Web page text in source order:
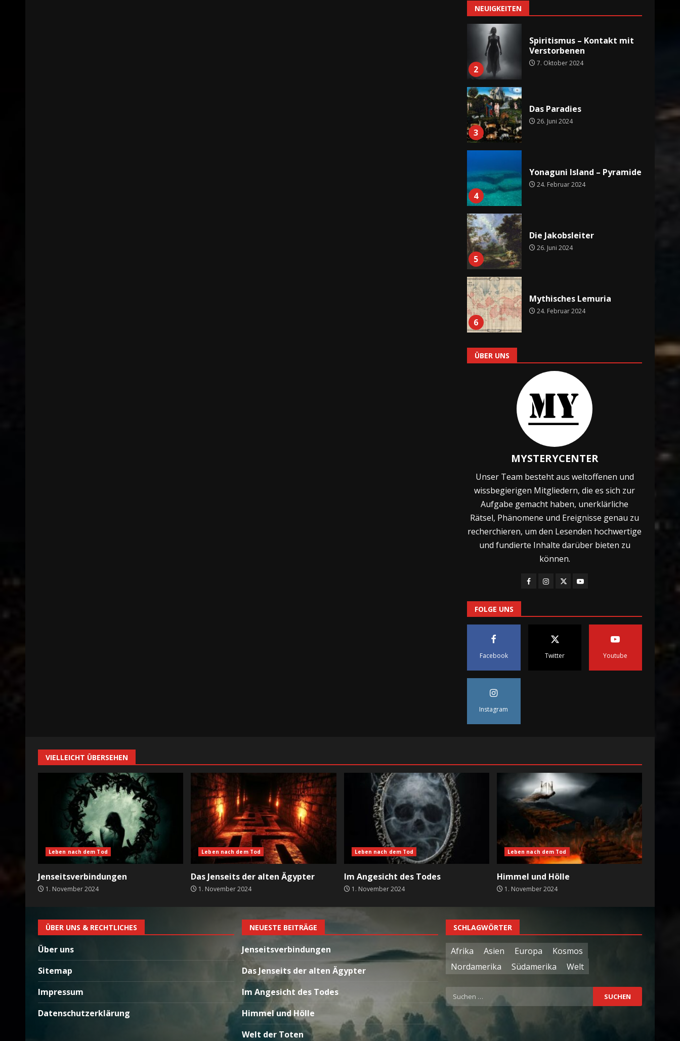
NEUIGKEITEN
1
2
Spiritismus – Kontakt mit
Verstorbenen
7. Oktober 2024
3
Das Paradies
26. Juni 2024
4
Yonaguni Island – Pyramide
24. Februar 2024
5
Die Jakobsleiter
26. Juni 2024
6
Mythisches Lemuria
24. Februar 2024
und Ostsee
24. Februar 2024
Missing 411
24. Februar 2024
2
Spiritismus – Kontakt mit
Verstorbenen
7. Oktober 2024
Das Paradies
26. Juni 2024
Yonaguni Island – Pyramide
6
Mythische Städte der Nord-
und Ostsee
24. Februar 2024
ÜBER UNS
MYSTERYCENTER
Unser Team besteht aus weltoffenen und
wissbegierigen Mitgliedern, die es sich zur
Aufgabe gemacht haben, unerklärliche
Rätsel, Phänomene und Ereignisse genau zu
recherchieren, um den Lesenden hochwertige
und fundierte Inhalte darüber bieten zu
können.
FOLGE UNS
Facebook Twitter Youtube
Instagram
VIELLEICHT ÜBERSEHEN
Leben nach dem Tod
Jenseitsverbindungen
1. November 2024
Leben nach dem Tod
Das Jenseits der alten Ägypter
1. November 2024
Leben nach dem Tod
Im Angesicht des Todes
1. November 2024
Leben nach dem Tod
Himmel und Hölle
1. November 2024
ÜBER UNS & RECHTLICHES
Über uns
Sitemap
Impressum
Datenschutzerklärung
NEUESTE BEITRÄGE
Jenseitsverbindungen
Das Jenseits der alten Ägypter
Im Angesicht des Todes
Himmel und Hölle
Welt der Toten
SCHLAGWÖRTER
Afrika Asien Europa
Kosmos
Nordamerika
Südamerika Welt